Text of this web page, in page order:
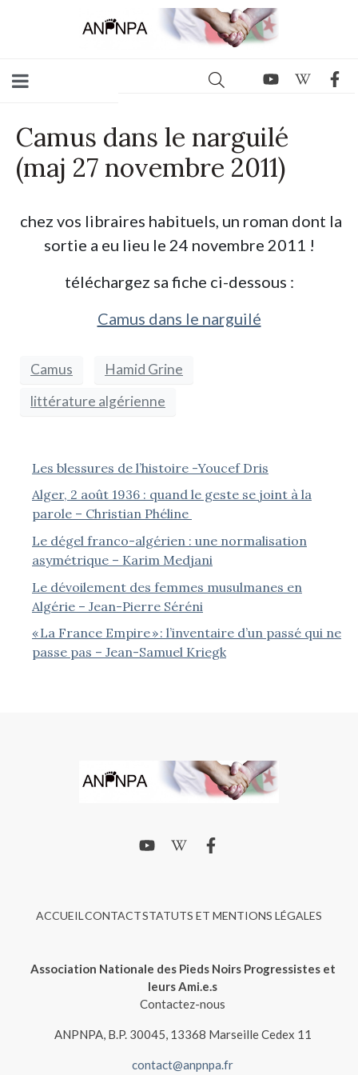
Camus dans le narguilé
(maj 27 novembre 2011)
chez vos libraires habituels, un roman dont la
sortie a eu lieu le 24 novembre 2011 !
téléchargez sa fiche ci-dessous :
Camus dans le narguilé
Camus
Hamid Grine
littérature algérienne
Les blessures de l’histoire -Youcef Dris
Alger, 2 août 1936 : quand le geste se joint à la
parole – Christian Phéline
Le dégel franco-algérien : une normalisation
asymétrique – Karim Medjani
Le dévoilement des femmes musulmanes en
Algérie – Jean-Pierre Séréni
« La France Empire » : l’inventaire d’un passé qui ne
passe pas – Jean-Samuel Kriegk
ACCUEIL CONTACTSTATUTS ET MENTIONS LÉGALES
Association Nationale des Pieds Noirs Progressistes et
leurs Ami.e.s
Contactez-nous
ANPNPA, B.P. 30045, 13368 Marseille Cedex 11
contact@anpnpa.fr